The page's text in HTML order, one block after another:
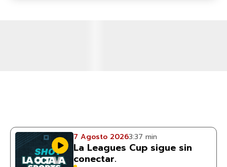
7 Agosto 20263:37 min
La Leagues Cup sigue sin
conectar.